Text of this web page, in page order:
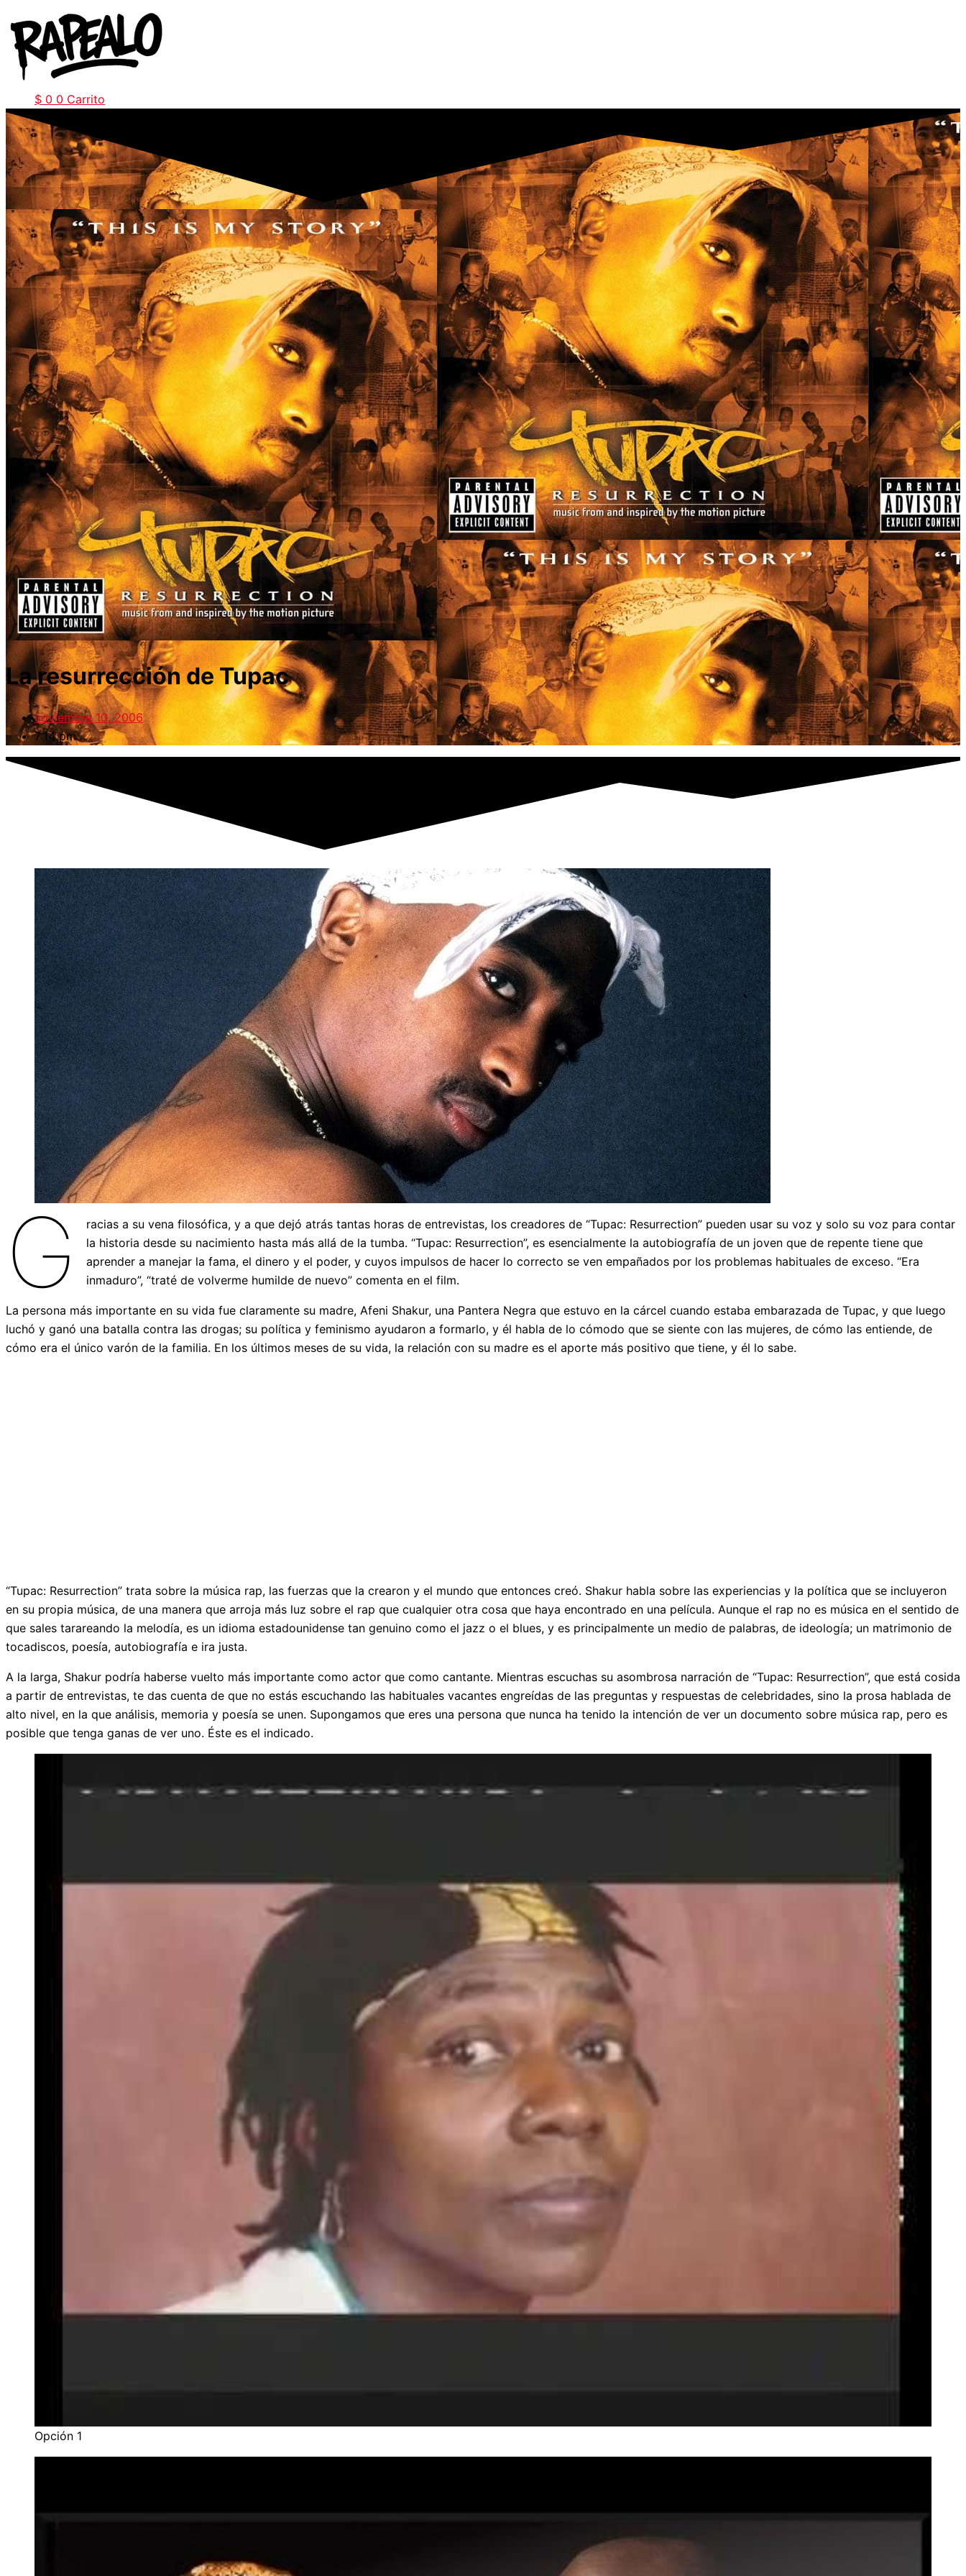
al
contenido
$ 0 0 Carrito
La resurrección de Tupac
noviembre 10, 2006
7:14 pm
G
racias a su vena filosófica, y a que dejó atrás tantas horas de entrevistas, los creadores de “Tupac: Resurrection” pueden usar su voz y solo su voz para contar
la historia desde su nacimiento hasta más allá de la tumba. “Tupac: Resurrection”, es esencialmente la autobiografía de un joven que de repente tiene que
aprender a manejar la fama, el dinero y el poder, y cuyos impulsos de hacer lo correcto se ven empañados por los problemas habituales de exceso. “Era
inmaduro”, “traté de volverme humilde de nuevo” comenta en el film.
La persona más importante en su vida fue claramente su madre, Afeni Shakur, una Pantera Negra que estuvo en la cárcel cuando estaba embarazada de Tupac, y que luego
luchó y ganó una batalla contra las drogas; su política y feminismo ayudaron a formarlo, y él habla de lo cómodo que se siente con las mujeres, de cómo las entiende, de
cómo era el único varón de la familia. En los últimos meses de su vida, la relación con su madre es el aporte más positivo que tiene, y él lo sabe.
“Tupac: Resurrection” trata sobre la música rap, las fuerzas que la crearon y el mundo que entonces creó. Shakur habla sobre las experiencias y la política que se incluyeron
en su propia música, de una manera que arroja más luz sobre el rap que cualquier otra cosa que haya encontrado en una película. Aunque el rap no es música en el sentido de
que sales tarareando la melodía, es un idioma estadounidense tan genuino como el jazz o el blues, y es principalmente un medio de palabras, de ideología; un matrimonio de
tocadiscos, poesía, autobiografía e ira justa.
A la larga, Shakur podría haberse vuelto más importante como actor que como cantante. Mientras escuchas su asombrosa narración de “Tupac: Resurrection”, que está cosida
a partir de entrevistas, te das cuenta de que no estás escuchando las habituales vacantes engreídas de las preguntas y respuestas de celebridades, sino la prosa hablada de
alto nivel, en la que análisis, memoria y poesía se unen. Supongamos que eres una persona que nunca ha tenido la intención de ver un documento sobre música rap, pero es
posible que tenga ganas de ver uno. Éste es el indicado.
Opción 1